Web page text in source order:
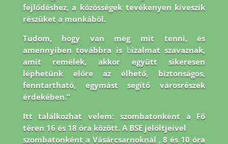
fejlődéshez, a közösségek tevékenyen kiveszik
részüket a munkából.
Tudom, hogy van még mit tenni, és
amennyiben továbbra is bizalmat szavaznak,
amit remélek, akkor együttsikeresen
léphetünk előre az élhető, biztonságos,
fenntartható, egymást segítő városrészek
érdekében.”
Itt találkozhat velem: szombatonként a Fő
téren 16 és 18 óra között. A BSE jelöltjeivel
szombatonként a Vásárcsarnoknál , 8 és 10 óra